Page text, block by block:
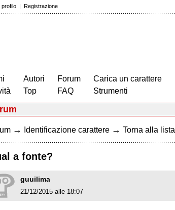
profilo | Registrazione
Autori
Top
Forum
FAQ
Carica un carattere
Strumenti
→ Identificazione carattere → Torna alla lista
a fonte?
guuilima
21/12/2015 alle 18:07